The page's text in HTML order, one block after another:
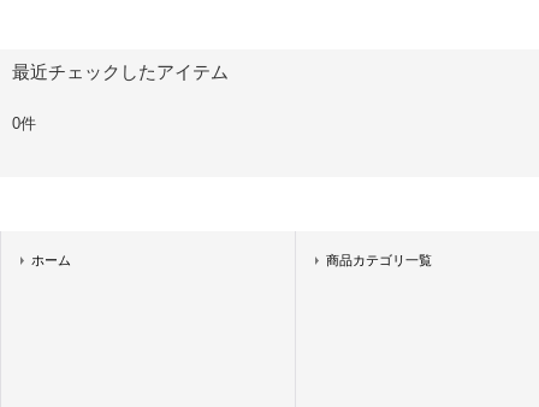
最近チェックしたアイテム
0件
ホーム 商品カテゴリ一覧